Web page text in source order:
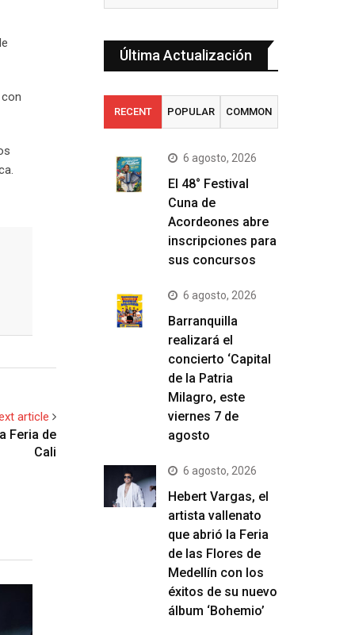
article
Feria de
Cali
Última Actualización
RECENT POPULAR COMMON
6 agosto, 2026
El 48° Festival
Cuna de
Acordeones abre
inscripciones para
sus concursos
6 agosto, 2026
Barranquilla
realizará el
concierto ‘Capital
de la Patria
Milagro, este
viernes 7 de
agosto
6 agosto, 2026
Hebert Vargas, el
artista vallenato
que abrió la Feria
de las Flores de
Medellín con los
éxitos de su nuevo
álbum ‘Bohemio’